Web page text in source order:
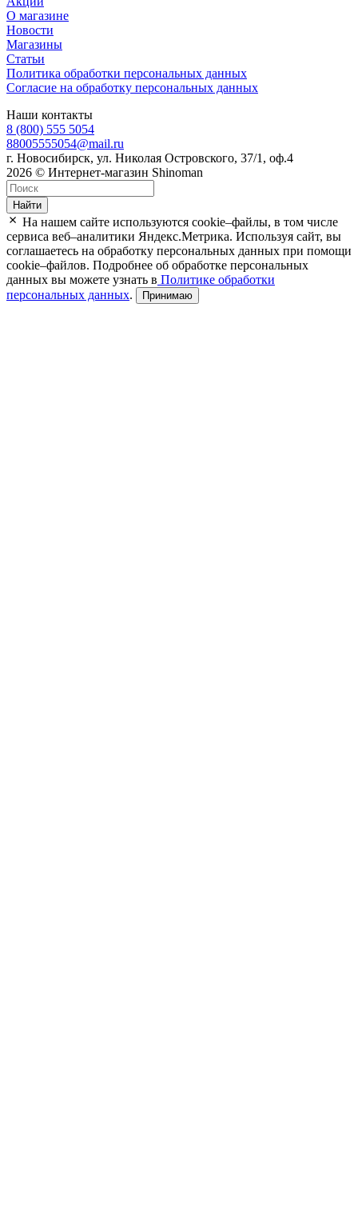
О магазине
Новости
Магазины
Статьи
Политика обработки персональных данных
Согласие на обработку персональных данных
Наши контакты
8 (800) 555 5054
88005555054@mail.ru
г. Новосибирск, ул. Николая Островского, 37/1, оф.4
2026 © Интернет-магазин Shinoman
Найти
На нашем сайте используются cookie–файлы, в том числе
сервиса веб–аналитики Яндекс.Метрика. Используя сайт, вы
соглашаетесь на обработку персональных данных при помощи
cookie–файлов. Подробнее об обработке персональных
данных вы можете узнать в Политике обработки
персональных данных. Принимаю